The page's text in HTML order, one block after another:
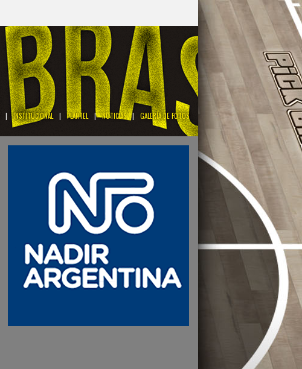
| INSTITUCIONAL | PLANTEL | NOTICIAS | GALERÍA DE FOTOS